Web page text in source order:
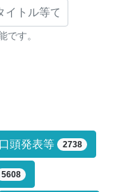
です。
込み条件で
頭発表等 2738
5608